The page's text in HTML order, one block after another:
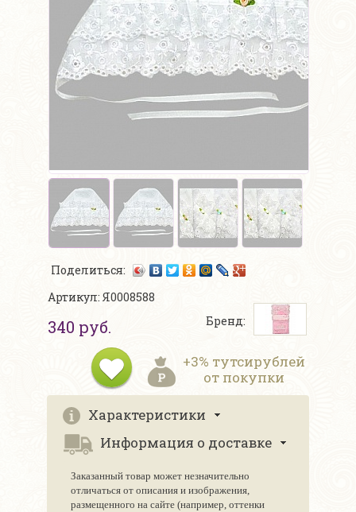
Поделиться:
Артикул: Я0008588
340 руб. Бренд:
+3% тутсирублей
от покупки
Характеристики
Информация о доставке
Заказанный товар может незначительно
отличаться от описания и изображения,
размещенного на сайте (например, оттенки